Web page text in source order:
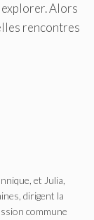
Alors
rencontres
et Julia,
dirigent la
commune